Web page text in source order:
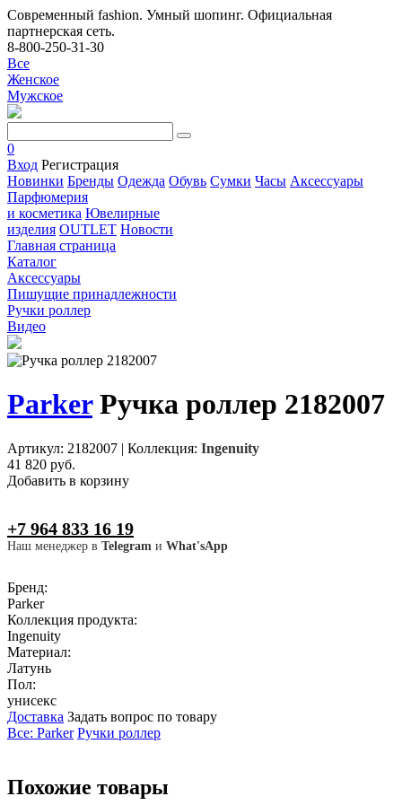
Современный fashion. Умный шопинг. Официальная
партнерская сеть.
8-800-250-31-30
Все
Женское
Мужское
0
Вход Регистрация
Новинки Бренды Одежда Обувь Сумки Часы Аксессуары
Парфюмерия
и косметика Ювелирные
изделия OUTLET Новости
Главная страница
Каталог
Аксессуары
Пишущие принадлежности
Ручки роллер
Видео
ParkerРучка роллер 2182007
Артикул: 2182007 | Коллекция: Ingenuity
41 820 руб.
Добавить в корзину
+7 964 833 16 19
Наш менеджер в Telegram и What'sApp
Бренд:
Parker
Коллекция продукта:
Ingenuity
Материал:
Латунь
Пол:
унисекс
Доставка Задать вопрос по товару
Все: Parker Ручки роллер
Похожие товары